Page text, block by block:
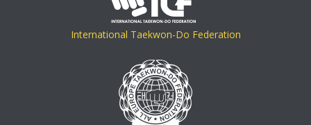
International Taekwon-Do Federation